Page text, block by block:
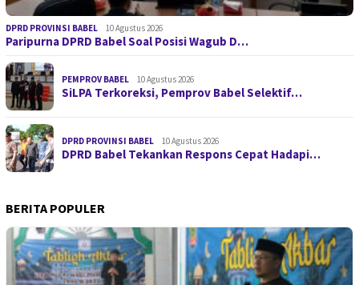
DPRD PROVINSI BABEL 10 Agustus 2026
Paripurna DPRD Babel Soal Posisi Wagub D…
PEMPROV BABEL 10 Agustus 2026
SiLPA Terkoreksi, Pemprov Babel Selektif…
DPRD PROVINSI BABEL 10 Agustus 2026
DPRD Babel Tekankan Respons Cepat Hadapi…
BERITA POPULER